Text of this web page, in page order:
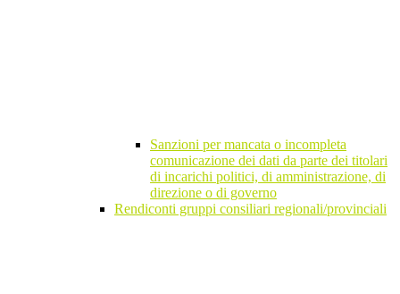
Sanzioni per mancata o incompleta
comunicazione dei dati da parte dei titolari
di incarichi politici, di amministrazione, di
direzione o di governo
Rendiconti gruppi consiliari regionali/provinciali